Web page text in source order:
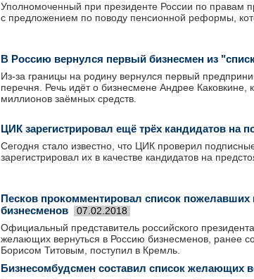
Уполномоченный при президенте России по правам
с предложением по поводу пенсионной реформы,
В Россию вернулся первый бизнесмен из
Из-за границы на родину вернулся первый
перечня. Речь идёт о бизнесмене Андрее Каковкине,
миллионов заёмных средств.
ЦИК зарегистрировал ещё трёх кандидатов на
Сегодня стало известно, что ЦИК проверил
зарегистрировал их в качестве кандидатов на
Песков прокомментировал список пожелавших
бизнесменов
07.02.2018
Официальный представитель российского
желающих вернуться в Россию бизнесменов, ранее
Борисом Титовым, поступил в Кремль.
Бизнесомбудсмен составил список желающих